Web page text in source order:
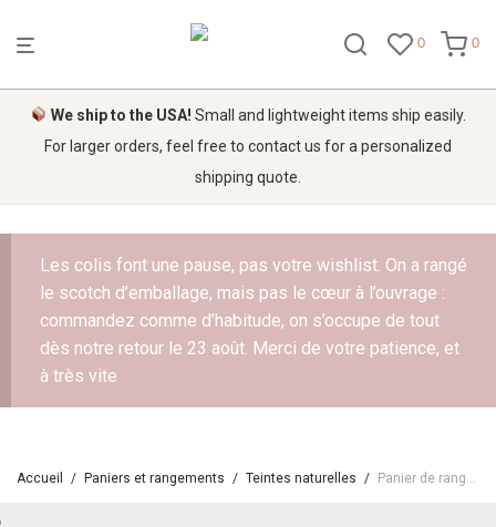
0 0
We ship to the USA! Small and lightweight items ship easily.
For larger orders, feel free to contact us for a personalized
shipping quote.
Les colis font une pause, pas votre wishlist. On a rangé
le scotch d’emballage, mais pas le cœur à l’ouvrage :
commandez comme d’habitude, on s’occupe de tout
dès notre retour le 23 août. Merci de votre patience, et
à très vite
Accueil / Paniers et rangements / Teintes naturelles / Panier de rangement « chevelu »